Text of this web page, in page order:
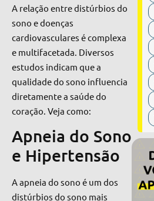
A relação entre distúrbios do
sono e doenças
cardiovasculares é complexa
e multifacetada. Diversos
estudos indicam que a
qualidade do sono influencia
diretamente a saúde do
coração. Veja como:
Apneia do Sono
e Hipertensão
A apneia do sono é um dos
distúrbios do sono mais